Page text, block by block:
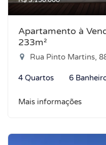
Apartamento à
233m²
Rua Pinto Martins,
4 Quartos 6
Mais informações